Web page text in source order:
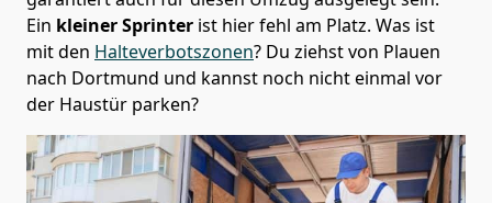
Ein kleiner Sprinter ist hier fehl am Platz. Was ist
mit den Halteverbotszonen? Du ziehst von Plauen
nach Dortmund und kannst noch nicht einmal vor
der Haustür parken?